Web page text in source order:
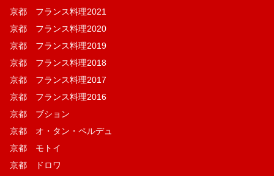
京都 フランス料理2021
京都 フランス料理2020
京都 フランス料理2019
京都 フランス料理2018
京都 フランス料理2017
京都 フランス料理2016
京都 ブション
京都 オ・タン・ペルデュ
京都 モトイ
京都 ドロワ